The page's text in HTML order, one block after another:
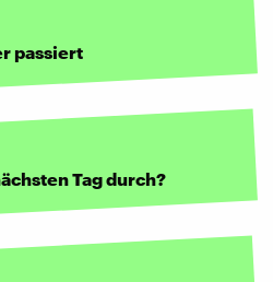
passiert
Tag durch?